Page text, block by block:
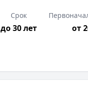
Срок
до 30 лет от